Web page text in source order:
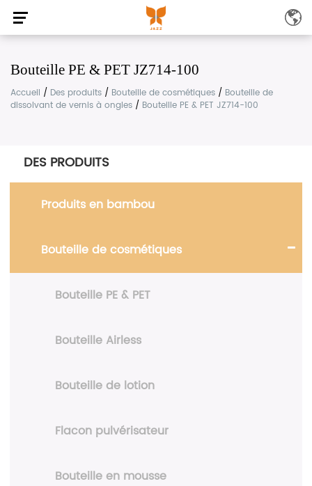
Bouteille PE & PET JZ714-100
Accueil / Des produits / Bouteille de cosmétiques / Bouteille de
dissolvant de vernis à ongles / Bouteille PE & PET JZ714-100
DES PRODUITS
Produits en bambou
Bouteille de cosmétiques
Bouteille PE & PET
Bouteille Airless
Bouteille de lotion
Flacon pulvérisateur
Bouteille en mousse